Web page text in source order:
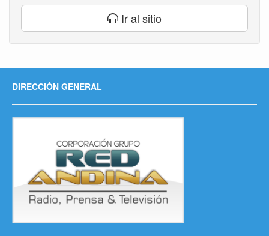
Ir al sitio
DIRECCIÓN GENERAL